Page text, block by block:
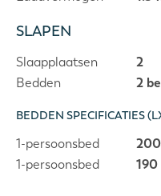
SLAPEN
Slaapplaatsen
2
Bedden
2
BEDDEN SPECIFICATIES
1-persoonsbed
1-persoonsbed
190